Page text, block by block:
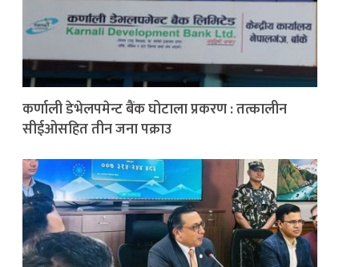
कर्णाली डेभेलपमेन्ट बैंक घोटाला प्रकरण : तत्कालीन
सीईओसहित तीन जना पक्राउ